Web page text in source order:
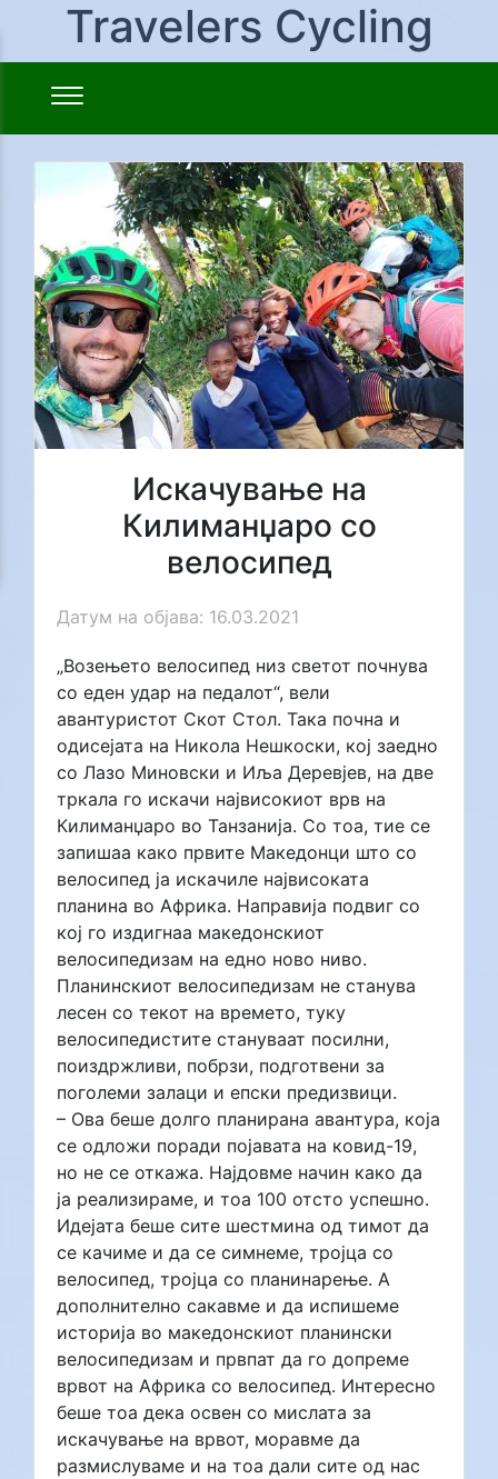
Travelers Cycling
Искачување на
Килиманџаро со
велосипед
Датум на објава: 16.03.2021
„Возењето велосипед низ светот почнува
со еден удар на педалот“, вели
авантуристот Скот Стол. Така почна и
одисејата на Никола Нешкоски, кој заедно
со Лазо Миновски и Иља Деревјев, на две
тркала го искачи највисокиот врв на
Килиманџаро во Танзанија. Со тоа, тие се
запишаа како првите Македонци што со
велосипед ја искачиле највисоката
планина во Африка. Направија подвиг со
кој го издигнаа македонскиот
велосипедизам на едно ново ниво.
Планинскиот велосипедизам не станува
лесен со текот на времето, туку
велосипедистите стануваат посилни,
поиздржливи, побрзи, подготвени за
поголеми залаци и епски предизвици.
– Ова беше долго планирана авантура, која
се одложи поради појавата на ковид-19,
но не се откажа. Најдовме начин како да
ја реализираме, и тоа 100 отсто успешно.
Идејата беше сите шестмина од тимот да
се качиме и да се симнеме, тројца со
велосипед, тројца со планинарење. А
дополнително сакавме и да испишеме
историја во македонскиот планински
велосипедизам и првпат да го допреме
врвот на Африка со велосипед. Интересно
беше тоа дека освен со мислата за
искачување на врвот, моравме да
размислуваме и на тоа дали сите од нас